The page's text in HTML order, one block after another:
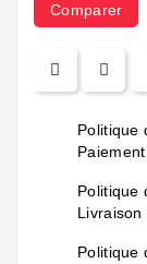
Comparer
Politique
Politique
Politique